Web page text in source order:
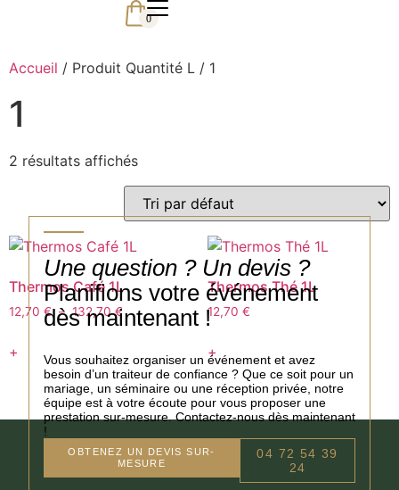
0
Accueil / Produit Quantité L / 1
1
2 résultats affichés
Thermos Café 1L
12,70 € – 132,70€
+
Thermos Thé 1L
12,70 €
+
Une question ? Un devis ?
Planifions votre événement
dès maintenant !
Vous souhaitez organiser un événement et avez
besoin d’un traiteur de confiance ? Que ce soit pour un
mariage, un séminaire ou une réception privée, notre
équipe est à votre écoute pour vous proposer une
prestation sur-mesure. Contactez-nous dès maintenant
!
OBTENEZ UN DEVIS SUR-
MESURE
04 72 54 39
24